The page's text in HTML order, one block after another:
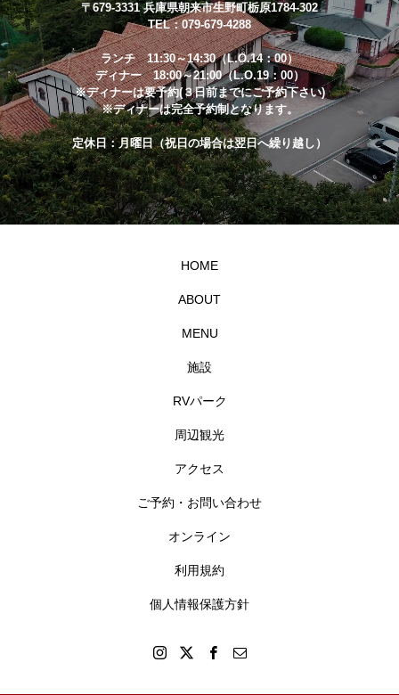
〒679-3331 兵庫県朝来市生野町栃原1784-302
TEL：079-679-4288
ランチ 11:30～14:30（L.O.14：00）
ディナー 18:00～21:00（L.O.19：00）
※ディナーは要予約(３日前までにご予約下さい)
※ディナーは完全予約制となります。
定休日：月曜日（祝日の場合は翌日へ繰り越し）
HOME
ABOUT
MENU
施設
RVパーク
周辺観光
アクセス
ご予約・お問い合わせ
オンライン
利用規約
個人情報保護方針